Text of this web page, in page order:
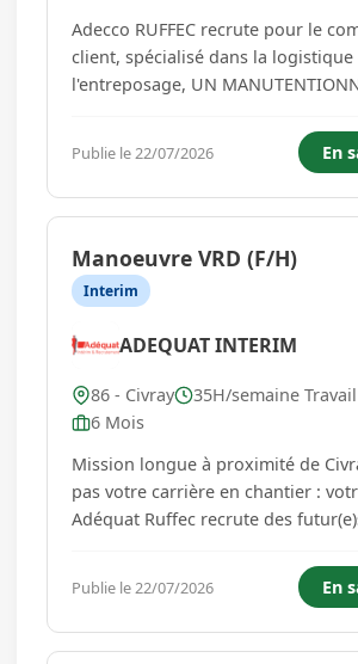
Adecco RUFFEC recrute pour le
client, spécialisé dans la logistique
l'entreposage, UN
Identifier les palettes spécifiques
des charges du client - Trier les palettes selon
leur état (ca...
Publie le 22/07/2026 En
Manoeuvre VRD (F/H)
Interim
ADEQUAT INTERIM
86 - Civray
35H/semaine
6 Mois
Mission longue à proximité de Civray Ne
pas votre carrière en chantier :
Adéquat Ruffec recrute des
essentielle, le secteur du TP/BTP
nombreux métiers et permet de
opportunités de carrière avec de
Publie le 22/07/2026 En